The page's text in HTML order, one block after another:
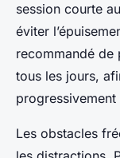
session courte
éviter
recommandé de
tous les jours,
Les obstacles